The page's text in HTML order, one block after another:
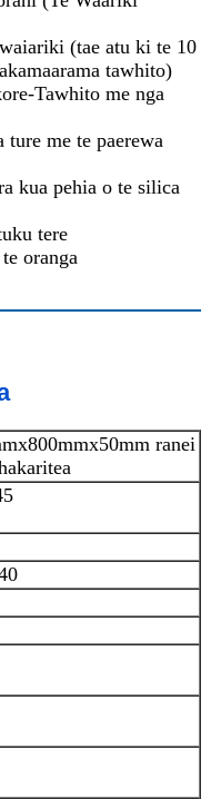
(tae atu ki te 10
tawhito)
Tawhito me nga
me te paerewa
kua pehia o te silica
tere
oranga
ranei